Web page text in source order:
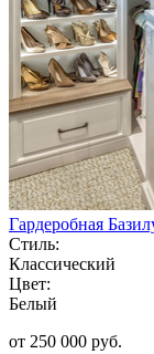
Гардеробная
Стиль:
Классический
Цвет:
Белый
от 250 000 руб.